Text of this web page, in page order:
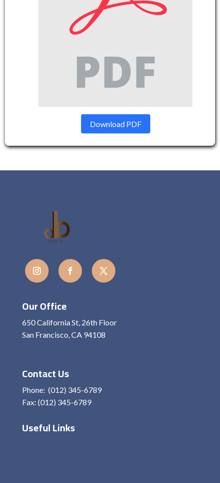
Download PDF
Our Office
650 California St, 26th Floor
San Francisco, CA 94108
Contact Us
Phone: (012) 345-6789
Fax: (012) 345-6789
Useful Links